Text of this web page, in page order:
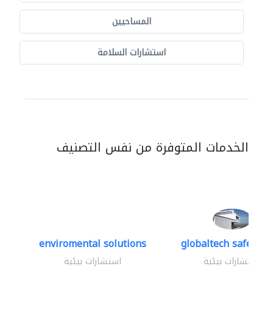
المساحيين
استشارات السلامة
الخدمات المتوفرة من نفس التصنيف
enviromental solutions
استشارات بيئية
globaltech safety
استشارات بيئية